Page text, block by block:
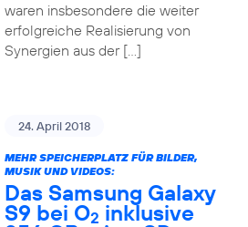
waren insbesondere die weiter
erfolgreiche Realisierung von
Synergien aus der […]
24. April 2018
MEHR SPEICHERPLATZ FÜR BILDER,
MUSIK UND VIDEOS:
Das Samsung Galaxy
S9 bei O2 inklusive